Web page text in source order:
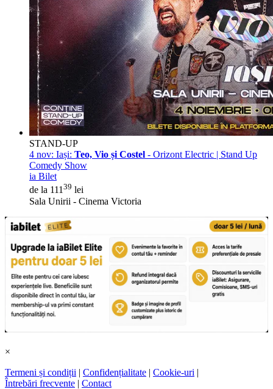
STAND-UP
4 nov: Iași: Teo, Vio și Costel - Orizont Electric | Stand Up
Comedy Show
ia Bilet
de la 11139 lei
Sala Unirii - Cinema Victoria
×
Termeni și condiții | Confidențialitate | Cookie-uri |
Întrebări frecvente | Contact